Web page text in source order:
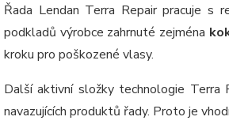
Řada Lendan Terra Repair pracuje s
podkladů výrobce zahrnuté zejména
kroku pro poškozené vlasy.
Další aktivní složky technologie Terra
navazujících produktů řady. Proto je